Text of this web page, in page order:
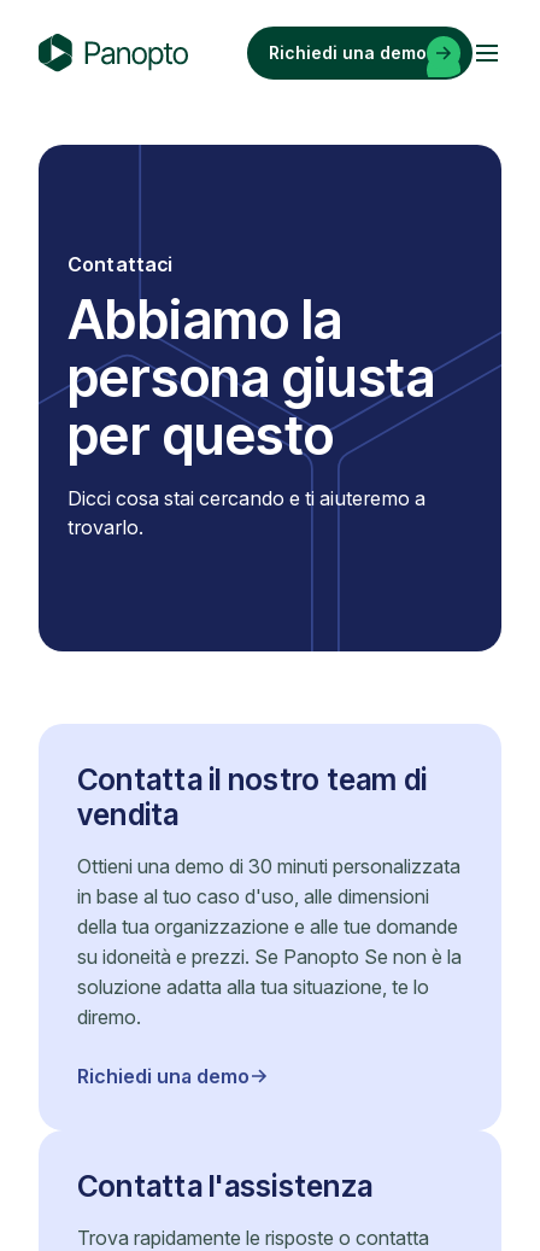
n
o
Richiedi una demo
Contattaci
Abbiamo la
persona giusta
per questo
Dicci cosa stai cercando e ti aiuteremo a
trovarlo.
Contatta il nostro team di
vendita
Ottieni una demo di 30 minuti personalizzata
in base al tuo caso d'uso, alle dimensioni
della tua organizzazione e alle tue domande
su idoneità e prezzi. Se Panopto Se non è la
soluzione adatta alla tua situazione, te lo
diremo.
Richiedi una demo
Contatta l'assistenza
Trova rapidamente le risposte o contatta